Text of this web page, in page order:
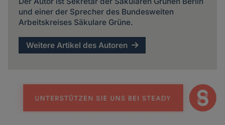
und einer der Sprecher des Bundesweiten
Arbeitskreises Säkulare Grüne.
Weitere Artikel des Autoren